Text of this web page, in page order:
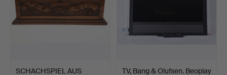
SCHACHSPIEL AUS
TV, Bang & Olufsen. Beoplay